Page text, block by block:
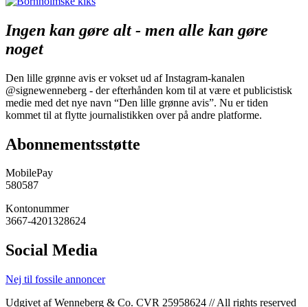
Ingen kan gøre alt - men alle kan gøre
noget
Den lille grønne avis er vokset ud af Instagram-kanalen
@signewenneberg - der efterhånden kom til at være et publicistisk
medie med det nye navn “Den lille grønne avis”. Nu er tiden
kommet til at flytte journalistikken over på andre platforme.
Abonnementsstøtte
MobilePay
580587
Kontonummer
3667-4201328624
Social Media
Nej til fossile annoncer
Udgivet af Wenneberg & Co. CVR 25958624 // All rights reserved